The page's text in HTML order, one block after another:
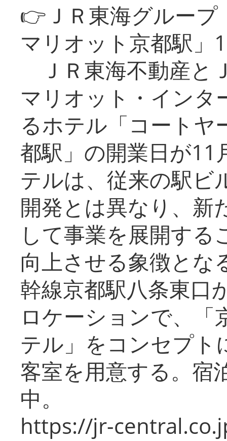
👉ＪＲ東海グルー
マリオット京都駅」
ＪＲ東海不動産と
マリオット・インタ
るホテル「コートヤ
都駅」の開業日が11
テルは、従来の駅ビ
開発とは異なり、新
して事業を展開する
向上させる象徴とな
幹線京都駅八条東口
ロケーションで、「
テル」をコンセプト
客室を用意する。宿
中。
https://jr-